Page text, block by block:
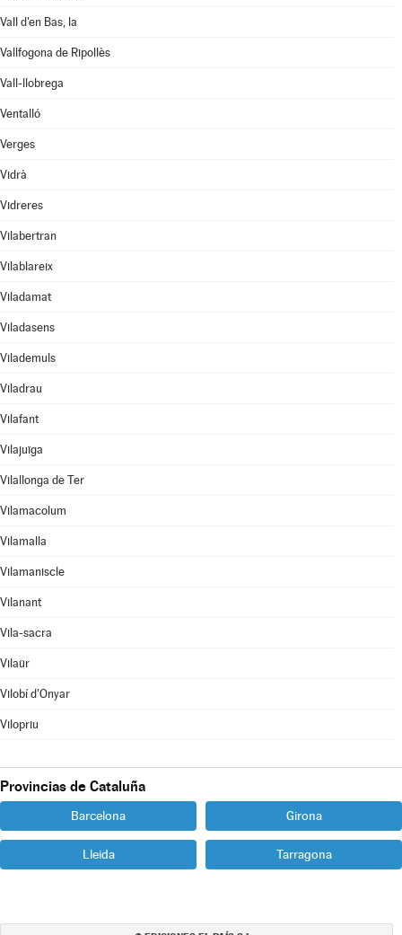
Vall d'en Bas, la
Vallfogona de Ripollès
Vall-llobrega
Ventalló
Verges
Vidrà
Vidreres
Vilabertran
Vilablareix
Viladamat
Viladasens
Vilademuls
Viladrau
Vilafant
Vilajuïga
Vilallonga de Ter
Vilamacolum
Vilamalla
Vilamaniscle
Vilanant
Vila-sacra
Vilaür
Vilobí d'Onyar
Vilopriu
Provincias de Cataluña
Barcelona Girona
Lleida Tarragona